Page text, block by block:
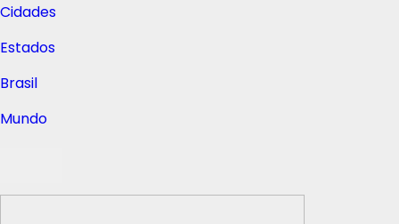
Cidades
Estados
Brasil
Mundo